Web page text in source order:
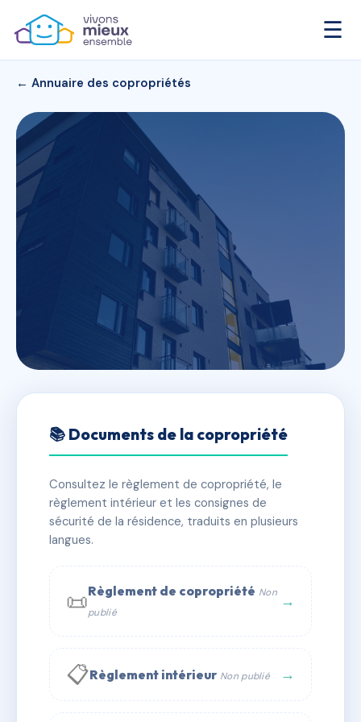
☰
← Annuaire des copropriétés
COPROPRIETE RUE DE
L'EUROPE
📍 Rue de l’Europe 67700 Saverne
✓ Immatriculée 🏠 62 lots 🏗 1 bâtiment(s)
📞 Contacter Syndic Digital 💬 WhatsApp
✉ Email
📚 Documents de la copropriété
Consultez le règlement de copropriété, le
règlement intérieur et les consignes de
sécurité de la résidence, traduits en plusieurs
langues.
📜Règlement de copropriété Non
publié
→
📋Règlement intérieur Non publié →